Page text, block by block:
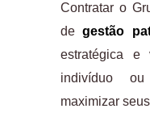
Contratar o
degestão
estratégica e
indivíduo
maximizar